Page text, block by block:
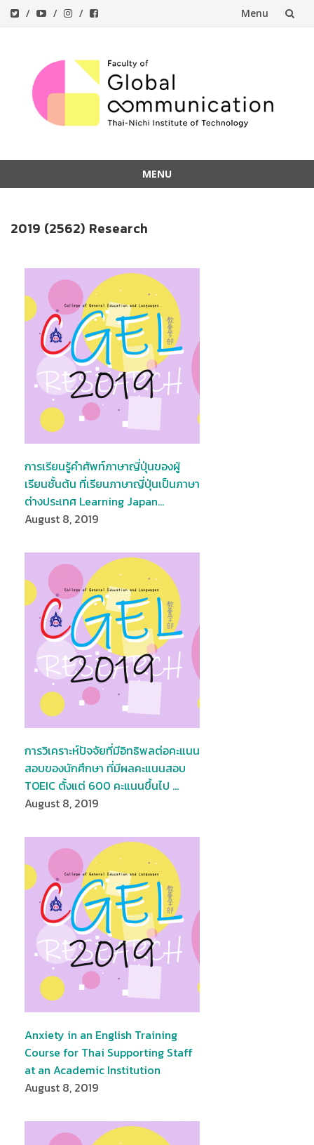
Menu
content
MENU
content
2019 (2562) Research
การเรียนรู้คำศัพท์ภาษาญี่ปุ่นของผู้
เรียนชั้นต้น ที่เรียนภาษาญี่ปุ่นเป็นภาษา
ต่างประเทศ Learning Japan…
August 8, 2019
การวิเคราะห์ปัจจัยที่มีอิทธิพลต่อคะแนน
สอบของนักศึกษา ที่มีผลคะแนนสอบ
TOEIC ตั้งแต่ 600 คะแนนขึ้นไป …
August 8, 2019
Anxiety in an English Training
Course for Thai Supporting Staff
at an Academic Institution
August 8, 2019